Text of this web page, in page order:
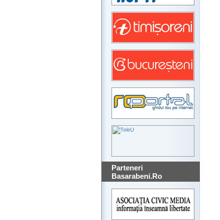
Parteneri
Basarabeni.Ro